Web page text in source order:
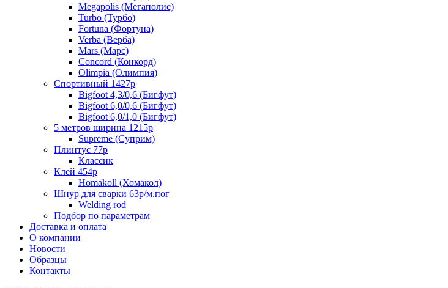
Megapolis (Мегаполис)
Turbo (Турбо)
Fortuna (Фортуна)
Verba (Верба)
Mars (Марс)
Concord (Конкорд)
Olimpia (Олимпия)
Спортивный 1427р
Bigfoot 4,3/0,6 (Бигфут)
Bigfoot 6,0/0,6 (Бигфут)
Bigfoot 6,0/1,0 (Бигфут)
5 метров ширина 1215р
Supreme (Суприм)
Плинтус 77р
Классик
Клей 454р
Homakoll (Хомакол)
Шнур для сварки 63р/м.пог
Welding rod
Подбор по параметрам
Доставка и оплата
О компании
Новости
Образцы
Контакты